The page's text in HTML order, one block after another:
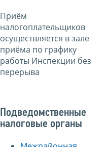
Приём
налогоплательщиков
осуществляется в зале
приёма по графику
работы Инспекции без
перерыва
Подведомственные
налоговые органы